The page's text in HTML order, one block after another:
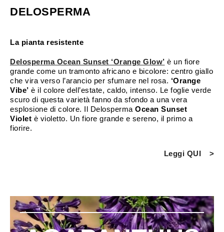
DELOSPERMA
La pianta resistente
Delosperma Ocean Sunset ‘Orange Glow’ è un fiore
grande come un tramonto africano e bicolore: centro giallo
che vira verso l’arancio per sfumare nel rosa. ‘Orange
Vibe’ è il colore dell’estate, caldo, intenso. Le foglie verde
scuro di questa varietà fanno da sfondo a una vera
esplosione di colore. Il Delosperma Ocean Sunset
Violet è violetto. Un fiore grande e sereno, il primo a
fiorire.
Leggi QUI